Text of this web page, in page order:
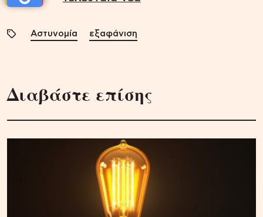
Αστυνομία εξαφάνιση
Διαβάστε επίσης